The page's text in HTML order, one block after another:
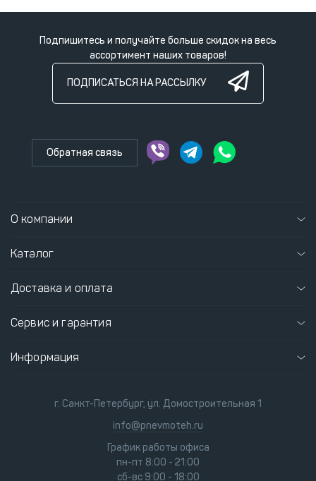
Подпишитесь и получайте больше скидок на весь
ассортимент наших товаров!
ПОДПИСАТЬСЯ НА РАССЫЛКУ
Обратная связь
О компании
Каталог
Доставка и оплата
Сервис и гарантия
Информация
г. Санкт-Петербург, ул. Домостроительная 1
info@pnevmoteh.ru
График работы офиса
пн-пт 8:00 - 21:00
сб-вс 9:00 - 18:00